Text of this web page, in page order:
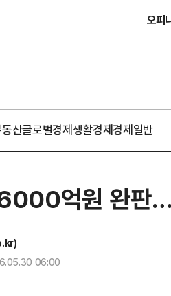
오피
산글로벌경제생활경제경제일반
억원 완판
06:00